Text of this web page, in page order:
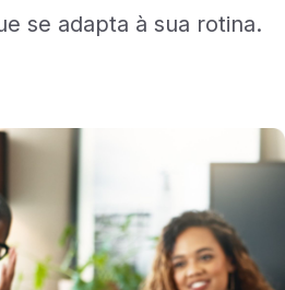
se adapta à sua rotina.